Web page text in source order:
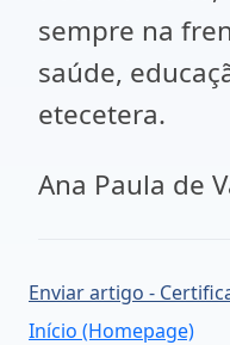
sempre na
saúde,
etecetera.
Ana Paula de
Enviar artigo -
Início (Homepage)